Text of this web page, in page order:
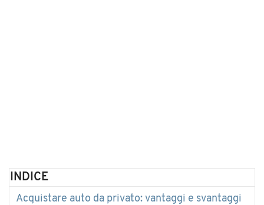
INDICE
Acquistare auto da privato: vantaggi e svantaggi